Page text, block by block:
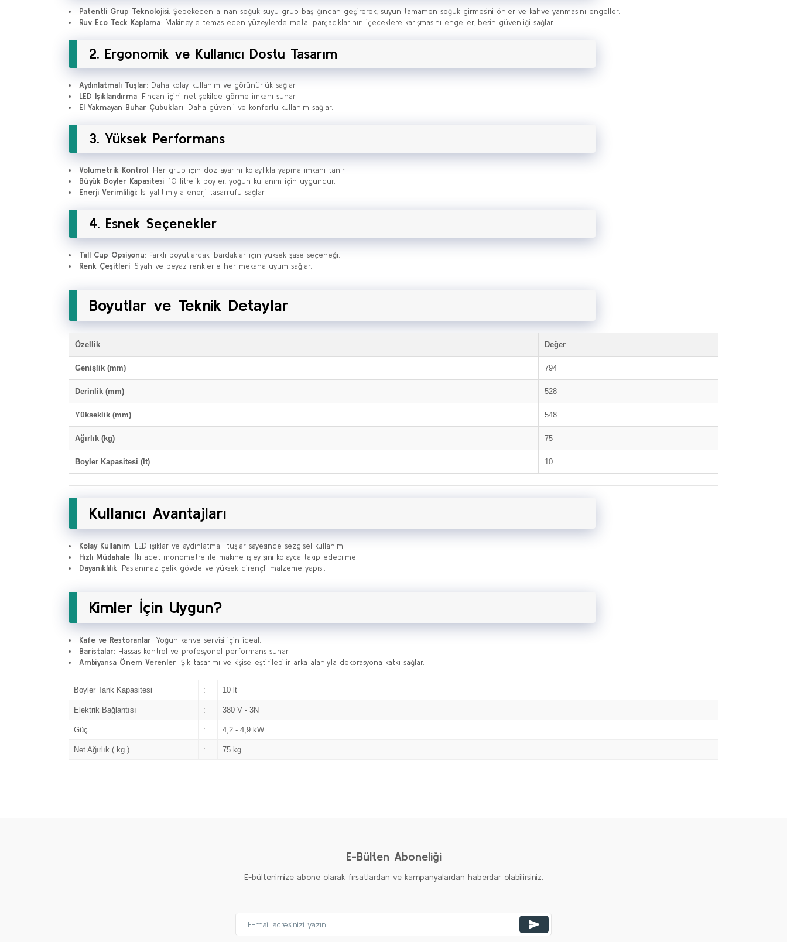
Patentli Grup Teknolojisi: Şebekeden alınan soğuk suyu grup başlığından geçirerek, suyun tamamen soğuk girmesini önler ve kahve yanmasını engeller.
Ruv Eco Teck Kaplama: Makineyle temas eden yüzeylerde metal parçacıklarının içeceklere karışmasını engeller, besin güvenliği sağlar.
2. Ergonomik ve Kullanıcı Dostu Tasarım
Aydınlatmalı Tuşlar: Daha kolay kullanım ve görünürlük sağlar.
LED Işıklandırma: Fincan içini net şekilde görme imkanı sunar.
El Yakmayan Buhar Çubukları: Daha güvenli ve konforlu kullanım sağlar.
3. Yüksek Performans
Volumetrik Kontrol : Her grup için doz ayarını kolaylıkla yapma imkanı tanır.
Büyük Boyler Kapasitesi: 10 litrelik boyler, yoğun kullanım için uygundur.
Enerji Verimliliği: Isı yalıtımıyla enerji tasarrufu sağlar.
4. Esnek Seçenekler
Tall Cup Opsiyonu: Farklı boyutlardaki bardaklar için yüksek şase seçeneği.
Renk Çeşitleri: Siyah ve beyaz renklerle her mekana uyum sağlar.
Boyutlar ve Teknik Detaylar
Özellik Değer
Genişlik (mm) 794
Derinlik (mm) 528
Yükseklik (mm) 548
Ağırlık (kg) 75
Boyler Kapasitesi (lt) 10
Kullanıcı Avantajları
Kolay Kullanım: LED ışıklar ve aydınlatmalı tuşlar sayesinde sezgisel kullanım.
Hızlı Müdahale: İki adet monometre ile makine işleyişini kolayca takip edebilme.
Dayanıklılık: Paslanmaz çelik gövde ve yüksek dirençli malzeme yapısı.
Kimler İçin Uygun?
Kafe ve Restoranlar: Yoğun kahve servisi için ideal.
Baristalar: Hassas kontrol ve profesyonel performans sunar.
Ambiyansa Önem Verenler: Şık tasarımı ve kişiselleştirilebilir arka alanıyla dekorasyona katkı sağlar.
Boyler Tank Kapasitesi : 10 lt
Elektrik Bağlantısı : 380 V - 3N
Güç : 4,2 - 4,9 kW
Net Ağırlık ( kg ) : 75 kg
E-Bülten Aboneliği
E-bültenimize abone olarak fırsatlardan ve kampanyalardan haberdar olabilirsiniz.